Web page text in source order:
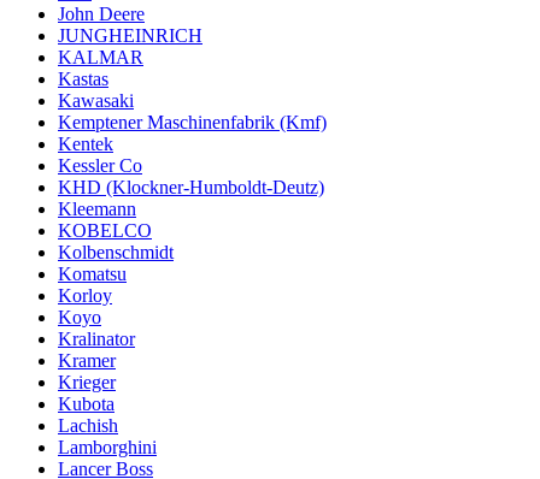
John Deere
JUNGHEINRICH
KALMAR
Kastas
Kawasaki
Kemptener Maschinenfabrik (Kmf)
Kentek
Kessler Co
KHD (Klockner-Humboldt-Deutz)
Kleemann
KOBELCO
Kolbenschmidt
Komatsu
Korloy
Koyo
Kralinator
Kramer
Krieger
Kubota
Lachish
Lamborghini
Lancer Boss